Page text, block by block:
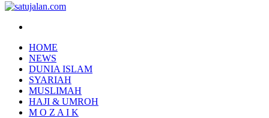
HOME
NEWS
DUNIA ISLAM
SYARIAH
MUSLIMAH
HAJI & UMROH
M O Z A I K